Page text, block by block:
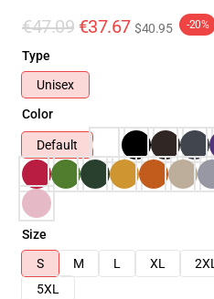
€47.09 €37.67 $40.95 -20%
Type
Unisex
Color
Default
Size
S
M L XL 2XL
5XL